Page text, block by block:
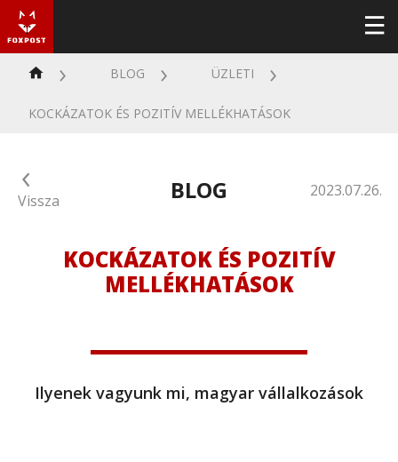
BLOG ÜZLETI
KOCKÁZATOK ÉS POZITÍV MELLÉKHATÁSOK
Vissza BLOG 2023.07.26.
KOCKÁZATOK ÉS POZITÍV
MELLÉKHATÁSOK
Ilyenek vagyunk mi, magyar vállalkozások